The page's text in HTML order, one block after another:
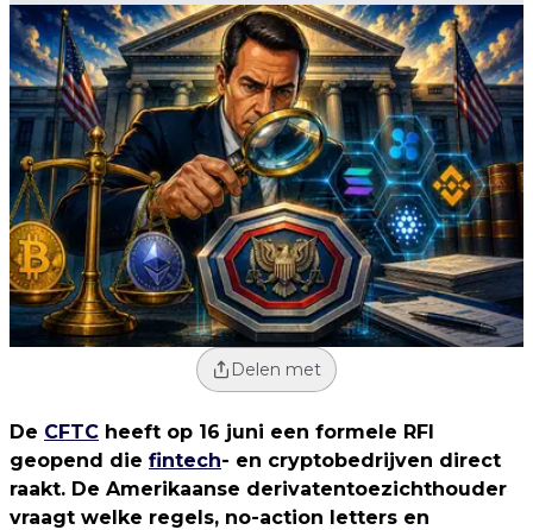
Delen met
De CFTC heeft op 16 juni een formele RFI
geopend die fintech- en cryptobedrijven direct
raakt. De Amerikaanse derivatentoezichthouder
vraagt welke regels, no-action letters en